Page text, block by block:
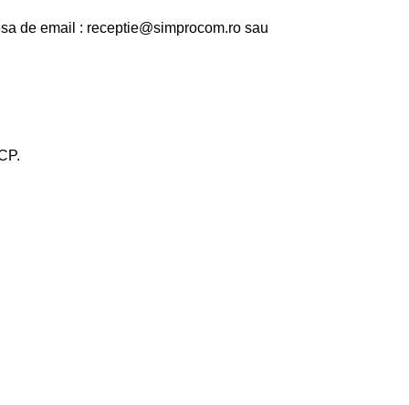
de email : receptie@simprocom.ro sau